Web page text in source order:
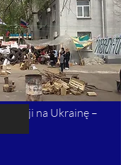
Rosji na Ukrainę –